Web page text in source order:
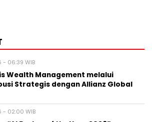
- 06:39 WIB
Wealth Management melalui
Strategis dengan Allianz Global
- 02:00 WIB